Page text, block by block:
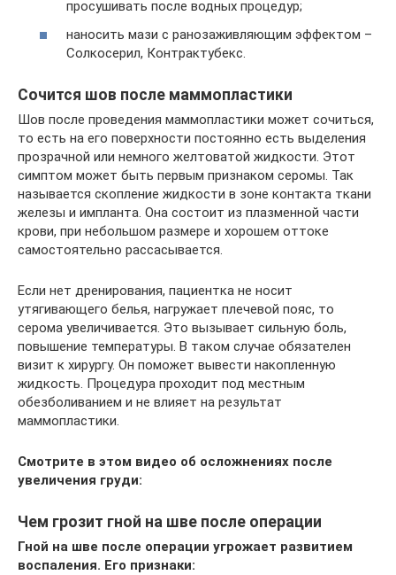
просушивать после водных процедур;
наносить мази с ранозаживляющим эффектом –
Солкосерил, Контрактубекс.
Сочится шов после маммопластики
Шов после проведения маммопластики может сочиться,
то есть на его поверхности постоянно есть выделения
прозрачной или немного желтоватой жидкости. Этот
симптом может быть первым признаком серомы. Так
называется скопление жидкости в зоне контакта ткани
железы и импланта. Она состоит из плазменной части
крови, при небольшом размере и хорошем оттоке
самостоятельно рассасывается.
Если нет дренирования, пациентка не носит
утягивающего белья, нагружает плечевой пояс, то
серома увеличивается. Это вызывает сильную боль,
повышение температуры. В таком случае обязателен
визит к хирургу. Он поможет вывести накопленную
жидкость. Процедура проходит под местным
обезболиванием и не влияет на результат
маммопластики.
Смотрите в этом видео об осложнениях после
увеличения груди:
Чем грозит гной на шве после операции
Гной на шве после операции угрожает развитием
воспаления. Его признаки: